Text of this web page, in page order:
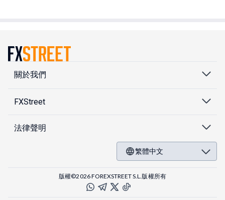
關於我們
FXStreet
法律聲明
繁體中文
版權©2026 FOREXSTREET S.L.版權所有